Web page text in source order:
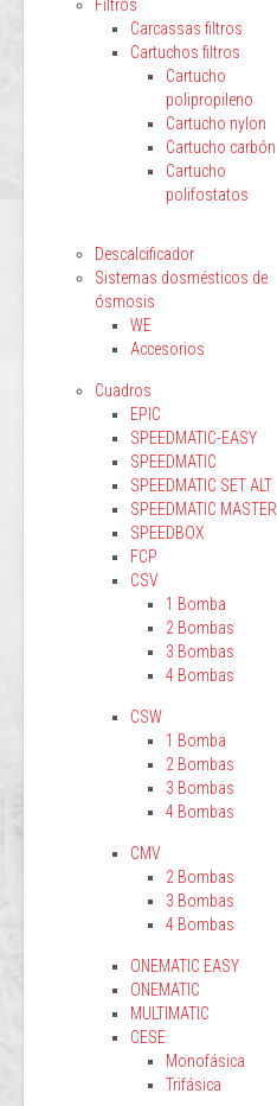
Filtros
Carcassas filtros
Cartuchos filtros
Cartucho
polipropileno
Cartucho nylon
Cartucho carbón
Cartucho
polifostatos
Descalcificador
Sistemas dosmésticos de
ósmosis
WE
Accesorios
Cuadros
EPIC
SPEEDMATIC-EASY
SPEEDMATIC
SPEEDMATIC SET ALT
SPEEDMATIC MASTER
SPEEDBOX
FCP
CSV
1 Bomba
2 Bombas
3 Bombas
4 Bombas
CSW
1 Bomba
2 Bombas
3 Bombas
4 Bombas
CMV
2 Bombas
3 Bombas
4 Bombas
ONEMATIC EASY
ONEMATIC
MULTIMATIC
CESE
Monofásica
Trifásica